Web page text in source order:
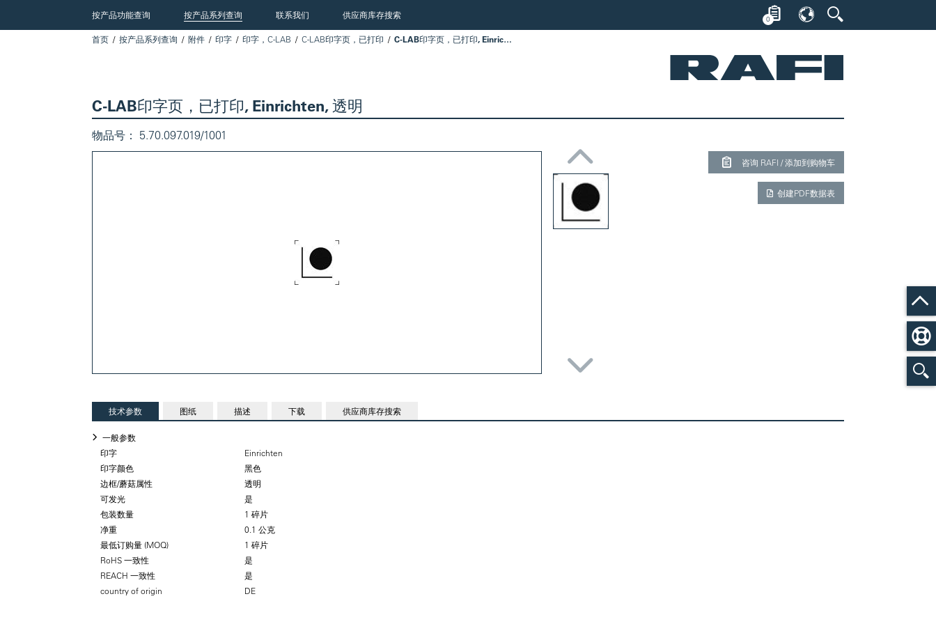
按产品功能查询 按产品系列查询 联系我们 供应商库存搜索 0
首页 按产品系列查询 附件 印字 印字，C-LAB C-LAB印字页，已打印 C-LAB印字页，已打印, Einrichten, 透明
C-LAB印字页，已打印, Einrichten, 透明
物品号： 5.70.097.019/1001
咨询 RAFI / 添加到购物车
创建PDF数据表
技术参数 图纸 描述 下载 供应商库存搜索
一般参数
印字
Einrichten
印字颜色
黑色
边框/蘑菇属性
透明
可发光
是
包装数量
1 碎片
净重
0.1 公克
最低订购量 (MOQ)
1 碎片
RoHS 一致性
是
REACH 一致性
是
country of origin
DE